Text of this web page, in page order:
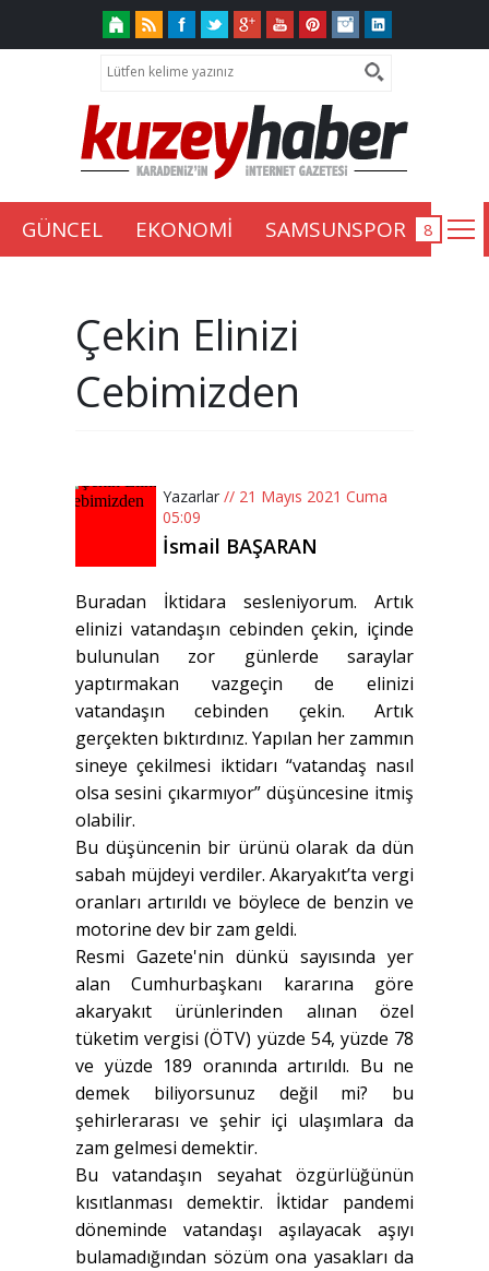
GÜNCEL EKONOMİ SAMSUNSPOR
Çekin Elinizi
Cebimizden
Yazarlar // 21 Mayıs 2021 Cuma
05:09
İsmail BAŞARAN
Buradan İktidara sesleniyorum. Artık
elinizi vatandaşın cebinden çekin, içinde
bulunulan zor günlerde saraylar
yaptırmakan vazgeçin de elinizi
vatandaşın cebinden çekin. Artık
gerçekten bıktırdınız. Yapılan her zammın
sineye çekilmesi iktidarı “vatandaş nasıl
olsa sesini çıkarmıyor” düşüncesine itmiş
olabilir.
Bu düşüncenin bir ürünü olarak da dün
sabah müjdeyi verdiler. Akaryakıt’ta vergi
oranları artırıldı ve böylece de benzin ve
motorine dev bir zam geldi.
Resmi Gazete'nin dünkü sayısında yer
alan Cumhurbaşkanı kararına göre
akaryakıt ürünlerinden alınan özel
tüketim vergisi (ÖTV) yüzde 54, yüzde 78
ve yüzde 189 oranında artırıldı. Bu ne
demek biliyorsunuz değil mi? bu
şehirlerarası ve şehir içi ulaşımlara da
zam gelmesi demektir.
Bu vatandaşın seyahat özgürlüğünün
kısıtlanması demektir. İktidar pandemi
döneminde vatandaşı aşılayacak aşıyı
bulamadığından sözüm ona yasakları da